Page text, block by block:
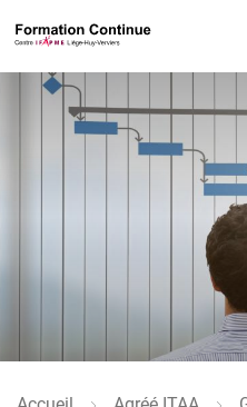
au
contenu
principal
Image